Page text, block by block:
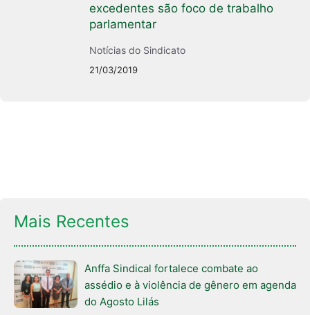
excedentes são foco de trabalho
parlamentar
Notícias do Sindicato
21/03/2019
Mais Recentes
Anffa Sindical fortalece combate ao
assédio e à violência de gênero em agenda
do Agosto Lilás